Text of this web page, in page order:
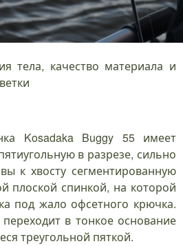
тела, качество материала и
Kosadaka Buggy 55 имеет
в разрезе, сильно
к хвосту сегментированную
плоской спинкой, на которой
под жало офсетного крючка.
в тонкое основание
треугольной пяткой.